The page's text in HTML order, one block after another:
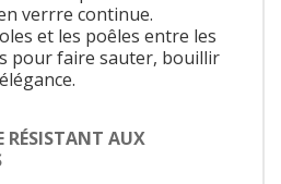
verrre continue.
et les poêles entre les
pour faire sauter, bouillir
RÉSISTANT AUX